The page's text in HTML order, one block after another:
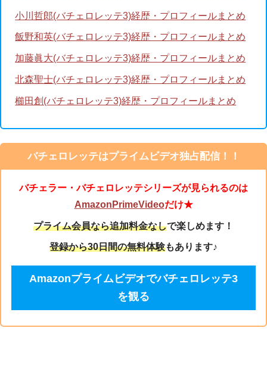
小川哲郎(バチェロレッテ3)経歴・プロフィールまとめ
飯野和英(バチェロレッテ3)経歴・プロフィールまとめ
加藤眞大(バチェロレッテ3)経歴・プロフィールまとめ
北森聖士(バチェロレッテ3)経歴・プロフィールまとめ
櫛田創(バチェロレッテ3)経歴・プロフィールまとめ
バチェロレッテはプライムビデオ独占配信！！
バチェラー・バチェロレッテシリーズが見られるのは
AmazonPrimeVideoだけ★
プライム会員なら追加料金なしで楽しめます！
登録から30日間の無料体験もあります♪
Amazonプライムビデオでバチェロレッテ3
を観る